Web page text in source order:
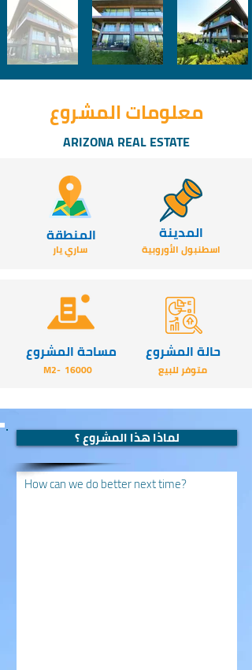
المنطقة
ساري يار
المدينة
اسطنبول الأوروبية
مساحة المشروع
16000
-M2
حالة المشروع
متوفر للبيع
معلومات المشروع
ARIZONA REAL ESTATE
How can we do better next time?
لماذا هذا المشروع ؟